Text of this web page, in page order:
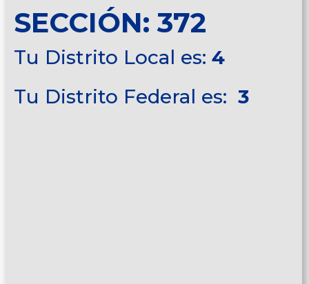
SECCIÓN: 372
Tu Distrito Local es: 4
Tu Distrito Federal es: 3